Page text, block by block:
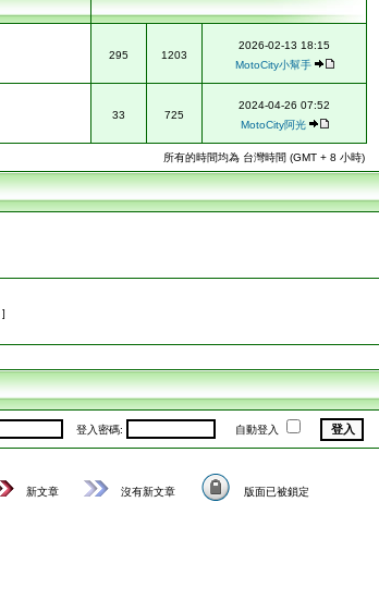
295 1203
2026-02-13 18:15
MotoCity小幫手
33 725
2024-04-26 07:52
MotoCity阿光
所有的時間均為 台灣時間 (GMT + 8 小時)
]
登入密碼: 自動登入
新文章 沒有新文章 版面已被鎖定